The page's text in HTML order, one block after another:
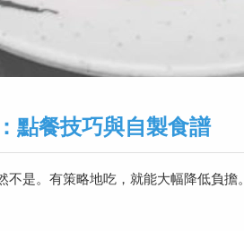
點餐技巧與自製食譜
是。有策略地吃，就能大幅降低負擔。